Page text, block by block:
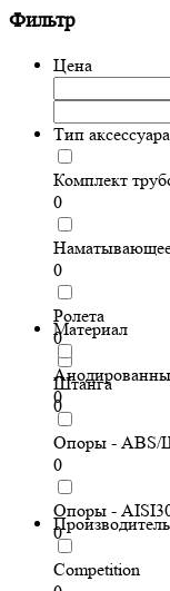
Фильтр
Цена
Тип аксессуара
Комплект
0
0
Ролета
0
Штанга
0
Материал
0
Опоры - ABS/
0
Опоры -
0
Производитель
Competition